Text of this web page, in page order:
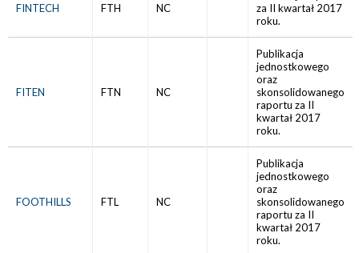
FINTECH FTH NC
za II kwartał 2017
roku.
FITEN FTN NC
Publikacja
jednostkowego
oraz
skonsolidowanego
raportu za II
kwartał 2017
roku.
FOOTHILLS FTL NC
Publikacja
jednostkowego
oraz
skonsolidowanego
raportu za II
kwartał 2017
roku.